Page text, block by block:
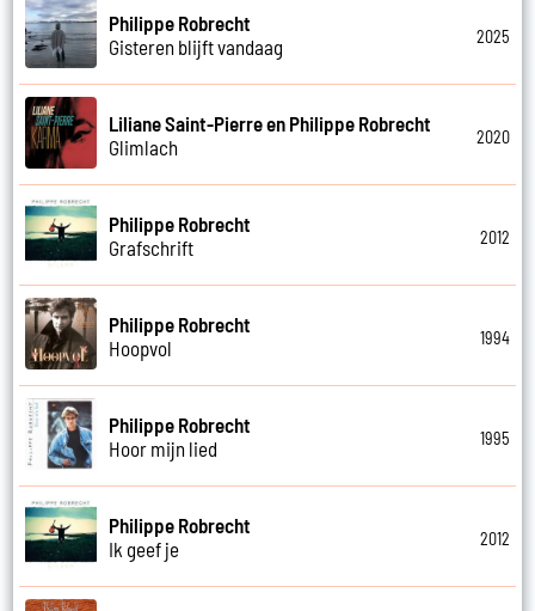
Philippe Robrecht
Gisteren blijft vandaag
2025
Liliane Saint-Pierre en Philippe Robrecht
Glimlach
2020
Philippe Robrecht
Grafschrift
2012
Philippe Robrecht
Hoopvol
1994
Philippe Robrecht
Hoor mijn lied
1995
Philippe Robrecht
Ik geef je
2012